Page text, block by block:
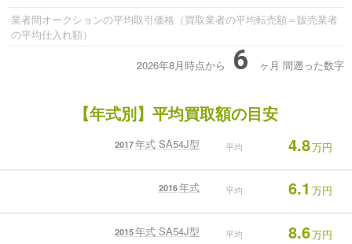
業者間オークションの平均取引価格（買取業者の平均転売額＝販売業者
の平均仕入れ額）
2026年8月時点から 6 ヶ月 間遡った数字
【年式別】平均買取額の目安
2017年式 SA54J型 平均 4.8万円
2016年式 平均 6.1 万円
2015年式 SA54J型 平均 8.6万円